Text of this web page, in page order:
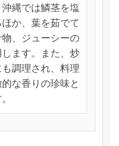
縄では鱗茎を塩
か、葉を茹でて
、ジューシーの
ます。また、炒
調理され、料理
な香りの珍味と